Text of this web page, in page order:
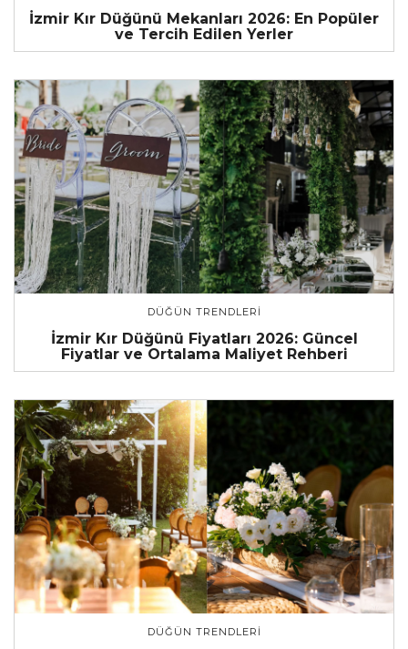
İzmir Kır Düğünü Mekanları 2026: En Popüler
ve Tercih Edilen Yerler
DÜĞÜN TRENDLERI
İzmir Kır Düğünü Fiyatları 2026: Güncel
Fiyatlar ve Ortalama Maliyet Rehberi
DÜĞÜN TRENDLERI